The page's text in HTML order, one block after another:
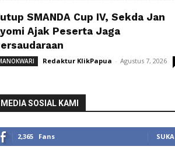
SMANDA Cup IV, Sekda Jan
Ajak Peserta Jaga
Redaktur KlikPapua - Agustus 7, 2026
MEDIA SOSIAL KAMI
2,365 Fans SUKA